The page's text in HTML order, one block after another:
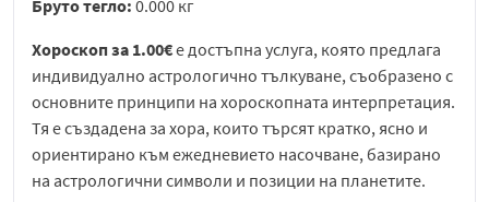
Бруто тегло: 0.000 кг
Хороскоп за 1.00€е достъпна услуга, която предлага
индивидуално астрологично тълкуване, съобразено с
основните принципи на хороскопната интерпретация.
Тя е създадена за хора, които търсят кратко, ясно и
ориентирано към ежедневието насочване, базирано
на астрологични символи и позиции на планетите.